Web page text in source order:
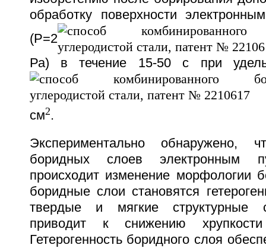
обработку поверхности
(Р=2
Ра) в течение 15-50 с при
см2.
Экспериментально обнаружено,
боридных слоев электронным
происходит изменение морфологии
боридные слои становятся
твердые и мягкие структурные
приводит к снижению
Гетерогенность боридного слоя